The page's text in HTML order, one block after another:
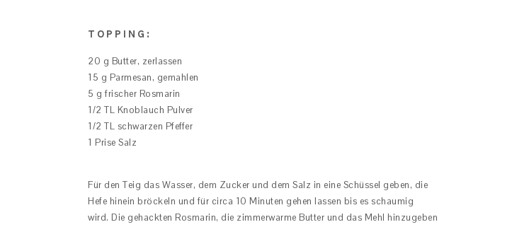
TOPPING:
20 g Butter, zerlassen
15 g Parmesan, gemahlen
5 g frischer Rosmarin
1/2 TL Knoblauch Pulver
1/2 TL schwarzen Pfeffer
1 Prise Salz
Für den Teig das Wasser, dem Zucker und dem Salz in eine Schüssel geben, die
Hefe hinein bröckeln und für circa 10 Minuten gehen lassen bis es schaumig
wird. Die gehackten Rosmarin, die zimmerwarme Butter und das Mehl hinzugeben